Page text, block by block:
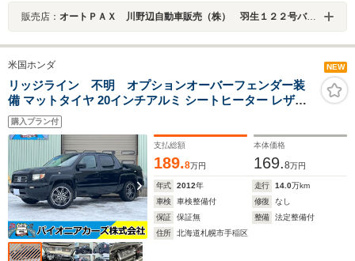
販売店： オートＰＡＸ 川野辺自動車販売（株） 羽生１２２号バイパス店 ＪＵ適正販売店
米国ホンダ NEW
リッジライン 不明 オプションオーバーフェンダー装
備 マットタイヤ 20インチアルミ シートヒーター レザー
シート サンルーフ 3.5VTECエンジン
購入プラン付
支払総額
189.8万円
本体価格
169.8万円
年式 2012年 走行 14.0万km
車検
車検整備付 修復
なし
保証
保証無 整備
法定整備付
住所
北海道札幌市手稲区